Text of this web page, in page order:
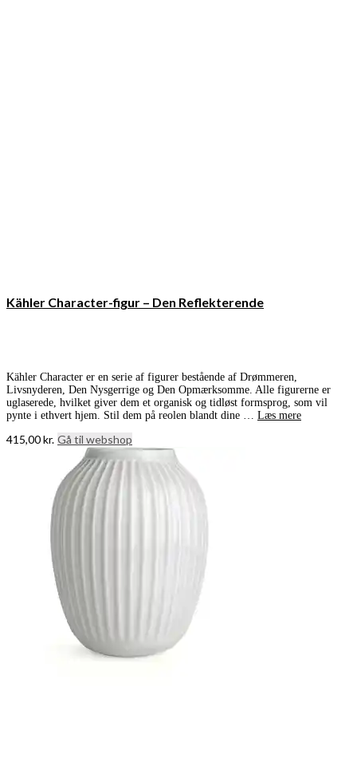
Kähler Character-figur – Den Reflekterende
Kähler Character er en serie af figurer bestående af Drømmeren,
Livsnyderen, Den Nysgerrige og Den Opmærksomme. Alle figurerne er
uglaserede, hvilket giver dem et organisk og tidløst formsprog, som vil
pynte i ethvert hjem. Stil dem på reolen blandt dine … Læs mere
415,00kr. Gå til webshop